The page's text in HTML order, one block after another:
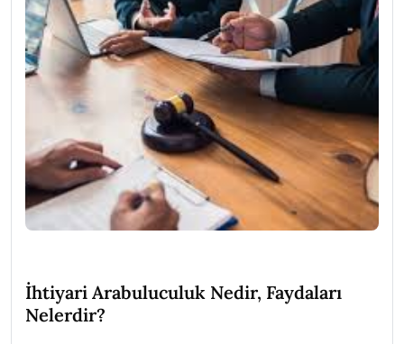
İhtiyari Arabuluculuk Nedir, Faydaları
Nelerdir?